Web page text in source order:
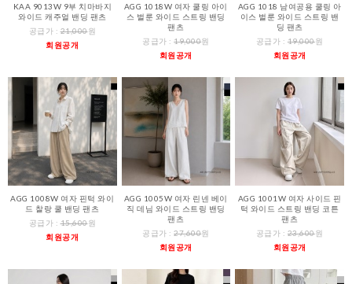
KAA 9013W 9부 치마바지
와이드 캐주얼 밴딩 팬츠
공급가 :21,000원
회원공개
AGG 1018W 여자 쿨링 아이
스 벌룬 와이드 스트링 밴딩
팬츠
공급가 :19,000원
회원공개
AGG 1018 남여공용 쿨링 아
이스 벌룬 와이드 스트링 밴
딩 팬츠
공급가 : 19,000원
회원공개
AGG 1008W 여자 핀턱 와이
드 찰랑 쿨 밴딩 팬츠
공급가 :15,600원
회원공개
AGG 1005W 여자 린넨 베이
직 데님 와이드 스트링 밴딩
팬츠
공급가 :27,600원
회원공개
AGG 1001W 여자 사이드 핀
턱 와이드 스트링 밴딩 코튼
팬츠
공급가 : 23,600원
회원공개